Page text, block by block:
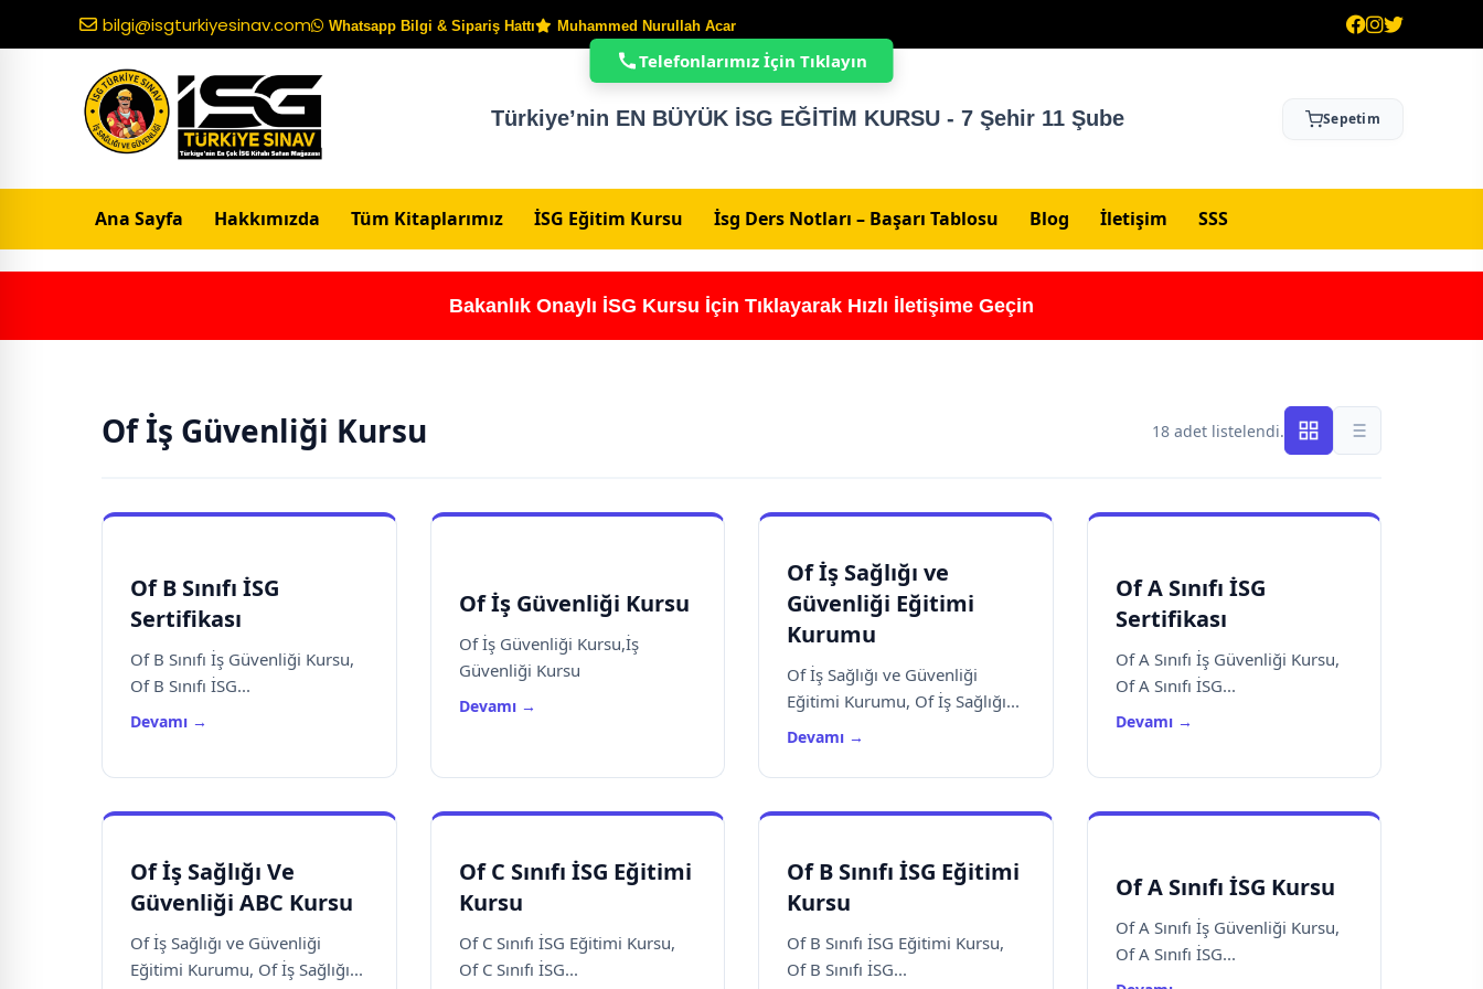
bilgi@isgturkiyesinav.com Whatsapp Bilgi & Sipariş Hattı Muhammed Nurullah Acar
Türkiye’nin EN BÜYÜK İSG EĞİTİM KURSU - 7 Şehir 11 Şube Sepetim
Ana Sayfa Hakkımızda Tüm Kitaplarımız İSG Eğitim Kursu İsg Ders Notları – Başarı Tablosu Blog İletişim SSS
Bakanlık Onaylı İSG Kursu İçin Tıklayarak Hızlı İletişime Geçin
Of İş Güvenliği Kursu 18 adet listelendi.
Of B Sınıfı İSG
Sertifikası
Of B Sınıfı İş Güvenliği Kursu,
Of B Sınıfı İSG...
Devamı →
Of İş Güvenliği Kursu
Of İş Güvenliği Kursu,İş
Güvenliği Kursu
Devamı →
Of İş Sağlığı ve
Güvenliği Eğitimi
Kurumu
Of İş Sağlığı ve Güvenliği
Eğitimi Kurumu, Of İş Sağlığı...
Devamı →
Of A Sınıfı İSG
Sertifikası
Of A Sınıfı İş Güvenliği Kursu,
Of A Sınıfı İSG...
Devamı →
Of İş Sağlığı Ve
Güvenliği ABC Kursu
Of İş Sağlığı ve Güvenliği
Eğitimi Kurumu, Of İş Sağlığı...
Of C Sınıfı İSG Eğitimi
Kursu
Of C Sınıfı İSG Eğitimi Kursu,
Of C Sınıfı İSG...
Of B Sınıfı İSG Eğitimi
Kursu
Of B Sınıfı İSG Eğitimi Kursu,
Of B Sınıfı İSG...
Of A Sınıfı İSG Kursu
Of A Sınıfı İş Güvenliği Kursu,
Of A Sınıfı İSG...
Telefonlarımız İçin Tıklayın